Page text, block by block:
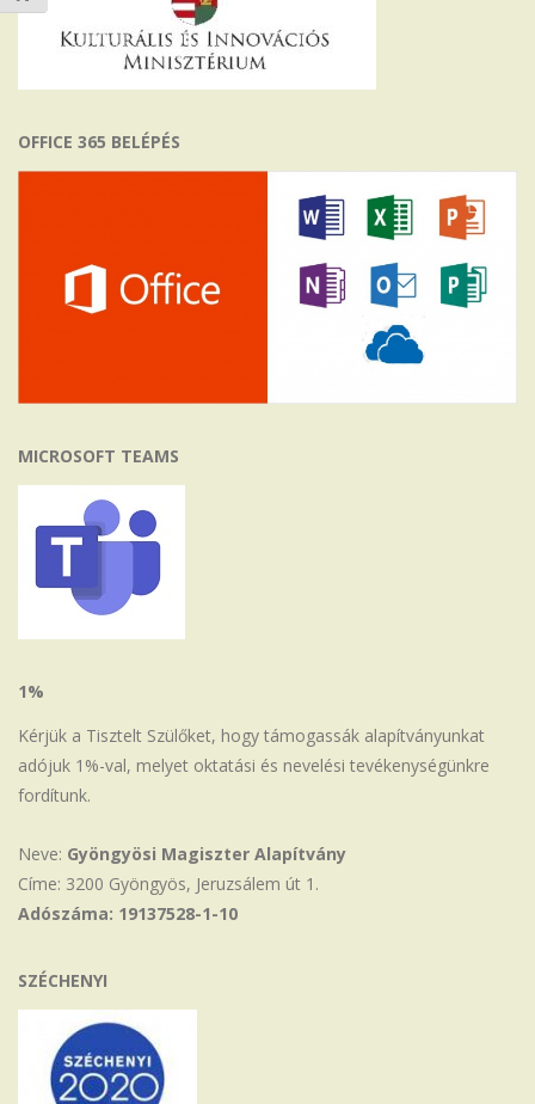
OFFICE 365 BELÉPÉS
MICROSOFT TEAMS
1%
Kérjük a Tisztelt Szülőket, hogy támogassák alapítványunkat
adójuk 1%-val, melyet oktatási és nevelési tevékenységünkre
fordítunk.
Neve: Gyöngyösi Magiszter Alapítvány
Címe: 3200 Gyöngyös, Jeruzsálem út 1.
Adószáma: 19137528-1-10
SZÉCHENYI